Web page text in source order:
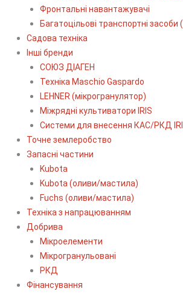
Фронтальні навантажувачі
Багатоцільові транспортні засоби
Садова техніка
Інші бренди
СОЮЗ ДІАГЕН
Техніка Maschio Gaspardo
LEHNER (мікрогранулятор)
Міжрядні культиватори IRIS
Системи для внесення КАС/РКД
Точне землеробство
Запасні частини
Kubota
Kubota (оливи/мастила)
Fuchs (оливи/мастила)
Техніка з напрацюванням
Добрива
Мікроелементи
Мікрогранульовані
РКД
Фінансування